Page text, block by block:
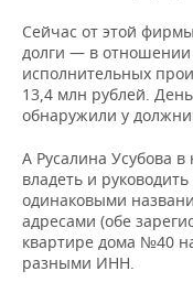
Сейчас от этой
долги — в
исполнительных
13,4 млн рублей.
обнаружили у
А Русалина Усубова
владеть и
одинаковыми
адресами (обе
квартире дома №40
разными ИНН.